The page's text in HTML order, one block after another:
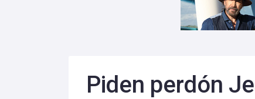
Piden perdón